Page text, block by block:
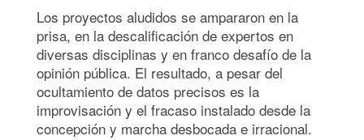
Los proyectos aludidos se ampararon en la
prisa, en la descalificación de expertos en
diversas disciplinas y en franco desafío de la
opinión pública. El resultado, a pesar del
ocultamiento de datos precisos es la
improvisación y el fracaso instalado desde la
concepción y marcha desbocada e irracional.